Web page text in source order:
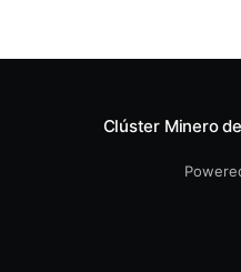
Clúster Minero